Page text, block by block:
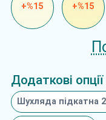
+%15 +%15
Додаткові
Шухляда підкатна